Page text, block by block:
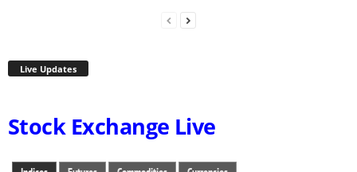
Live Updates
Stock Exchange Live